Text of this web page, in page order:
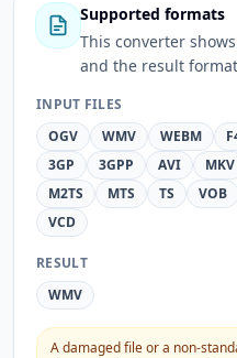
Supported formats
This converter
and the result
INPUT FILES
OGV
WMV WEBM
3GP
3GPP AVI MKV
M2TS
MTS TS VOB
VCD
RESULT
WMV
A damaged file or a non-